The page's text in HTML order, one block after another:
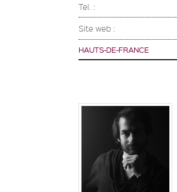
Tel. :
Site web :
HAUTS-DE-FRANCE